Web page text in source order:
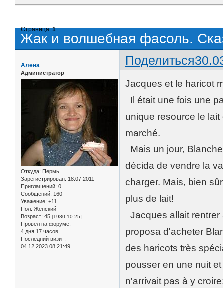
Жак и волшебная фасоль.
Страница:1
Поделиться
Алёна
Администратор
Откуда: Пермь
Зарегистрирован: 18.07.2011
Приглашений: 0
Сообщений: 160
Уважение: +11
Пол: Женский
Возраст: 45 [1980-10-25]
Провел на форуме:
4 дня 17 часов
Последний визит:
04.12.2023 08:21:49
Jacques et le haricot
Il était une fois une
unique resource le
marché.
Mais un jour,
décida de vendre la
charger. Mais, bien
plus de lait!
Jacques allait
proposa d'acheter
des haricots très
pousser en une nuit
n'arrivait pas à y